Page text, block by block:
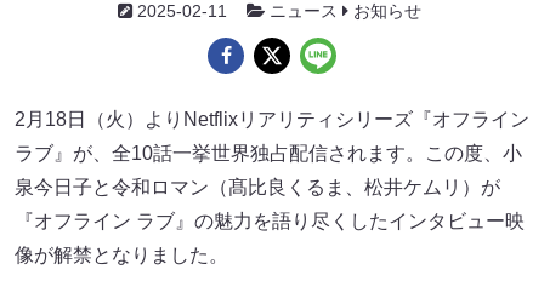
2025-02-11 ニュース お知らせ
2月18日（火）よりNetflixリアリティシリーズ『オフライン
ラブ』が、全10話一挙世界独占配信されます。この度、小
泉今日子と令和ロマン（髙比良くるま、松井ケムリ）が
『オフライン ラブ』の魅力を語り尽くしたインタビュー映
像が解禁となりました。